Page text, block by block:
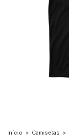
Início > Camisetas >